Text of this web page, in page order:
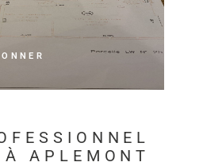
APLEMONT
LE BIEN